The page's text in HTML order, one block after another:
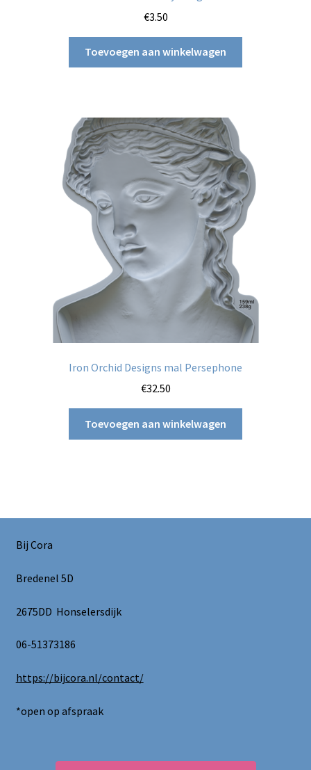
€3.50
Toevoegen aan winkelwagen
Iron Orchid Designs mal Persephone
€32.50
Toevoegen aan winkelwagen
Bij Cora
Bredenel 5D
2675DD Honselersdijk
06-51373186
https://bijcora.nl/contact/
*open op afspraak